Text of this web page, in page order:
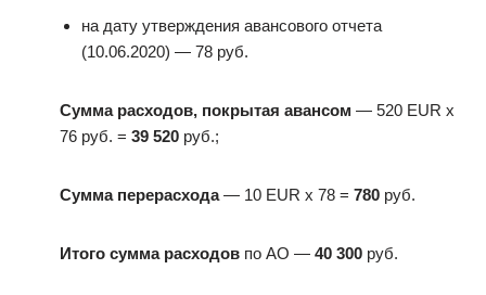
на дату утверждения авансового отчета
(10.06.2020) — 78 руб.
Сумма расходов, покрытая авансом — 520 EUR х
76 руб. = 39 520 руб.;
Сумма перерасхода— 10 EUR х 78 = 780 руб.
Итого сумма расходов по АО — 40 300 руб.